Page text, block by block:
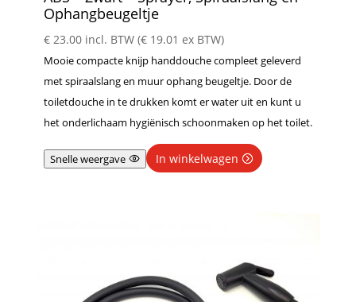
Ophangbeugeltje
€23.00 incl. BTW (€19.01 ex BTW)
Mooie compacte knijp handdouche compleet geleverd
met spiraalslang en muur ophang beugeltje. Door de
toiletdouche in te drukken komt er water uit en kunt u
het onderlichaam hygiënisch schoonmaken op het toilet.
Snelle weergave In winkelwagen